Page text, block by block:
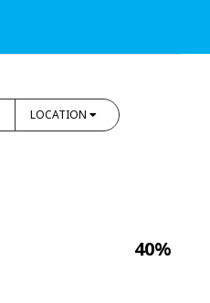
LOCATION
40%